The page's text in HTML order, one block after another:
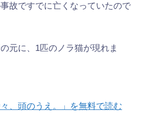
故ですでに亡くなっていたので
元に、1匹のノラ猫が現れま
、頭のうえ。」を無料で読む